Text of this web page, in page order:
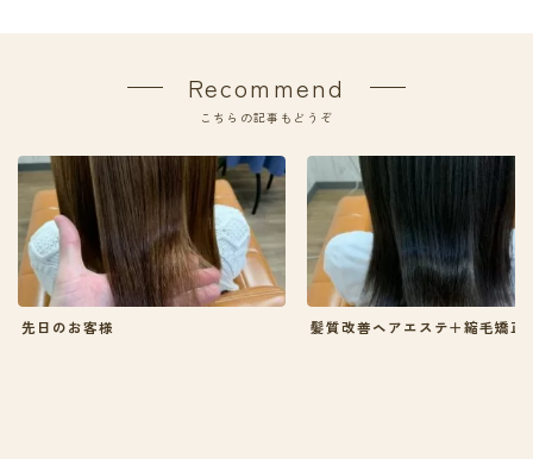
Recommend
こちらの記事もどうぞ
先日のお客様 髪質改善ヘアエステ＋縮毛矯正